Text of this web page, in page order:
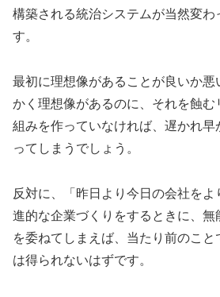
構築される統治システムが当然変わ
す。
最初に理想像があることが良いか悪
かく理想像があるのに、それを蝕
組みを作っていなければ、遅かれ早
ってしまうでしょう。
反対に、「昨日より今日の会社を
進的な企業づくりをするときに、
を委ねてしまえば、当たり前のこ
は得られないはずです。